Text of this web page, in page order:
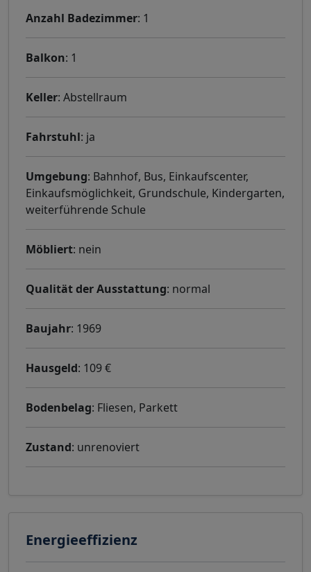
Anzahl Badezimmer: 1
Balkon: 1
Keller: Abstellraum
Fahrstuhl: ja
Umgebung: Bahnhof, Bus, Einkaufscenter,
Einkaufsmöglichkeit, Grundschule, Kindergarten,
weiterführende Schule
Möbliert: nein
Qualität der Ausstattung: normal
Baujahr: 1969
Hausgeld: 109 €
Bodenbelag: Fliesen, Parkett
Zustand: unrenoviert
Energieeffizienz